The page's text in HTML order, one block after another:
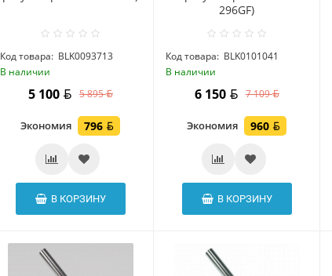
Код товара: BLK0093713
В наличии
5 100 5 895
Экономия 796
В КОРЗИНУ
296GF)
Код товара: BLK0101041
В наличии
6 150 7 109
Экономия 960
В КОРЗИНУ